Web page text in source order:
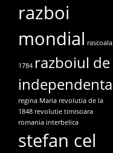
razboi
mondial rascoala
1784 razboiul de
independenta
regina Maria revolutia de la
1848 revolutie timisoara
romania interbelica
stefan cel